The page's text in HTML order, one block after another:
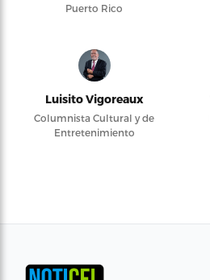
Puerto Rico
Luisito Vigoreaux
Columnista Cultural y de
Entretenimiento